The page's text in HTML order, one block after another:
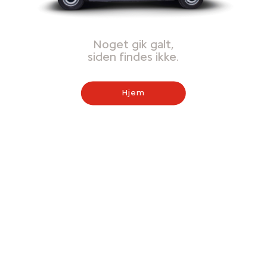
Noget gik galt,
siden findes ikke.
Hjem